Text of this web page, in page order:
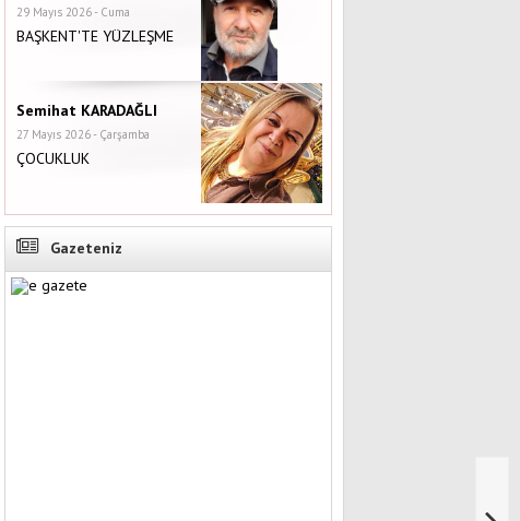
27 Mayıs 2026 - Çarşamba
ÇOCUKLUK
Tuğçe GÖZALAN
26 Mart 2026 - Perşembe
YANLIŞ BİLİNEN 7
Gazeteniz